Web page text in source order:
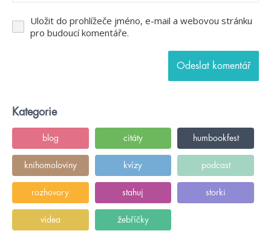
Uložit do prohlížeče jméno, e-mail a webovou stránku
pro budoucí komentáře.
Kategorie
blog citáty humbookfest
knihomoloviny kvízy podcast
rozhovory stahuj storki
videa žebříčky